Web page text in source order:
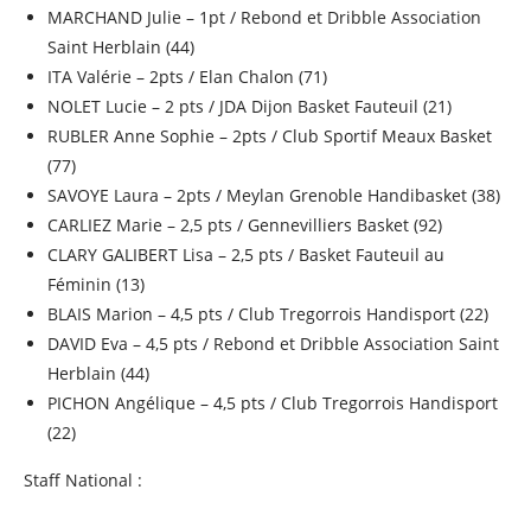
MARCHAND Julie – 1pt / Rebond et Dribble Association
Saint Herblain (44)
ITA Valérie – 2pts / Elan Chalon (71)
NOLET Lucie – 2 pts / JDA Dijon Basket Fauteuil (21)
RUBLER Anne Sophie – 2pts / Club Sportif Meaux Basket
(77)
SAVOYE Laura – 2pts / Meylan Grenoble Handibasket (38)
CARLIEZ Marie – 2,5 pts / Gennevilliers Basket (92)
CLARY GALIBERT Lisa – 2,5 pts / Basket Fauteuil au
Féminin (13)
BLAIS Marion – 4,5 pts / Club Tregorrois Handisport (22)
DAVID Eva – 4,5 pts / Rebond et Dribble Association Saint
Herblain (44)
PICHON Angélique – 4,5 pts / Club Tregorrois Handisport
(22)
Staff National :